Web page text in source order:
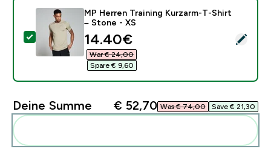
Dieses Produkt ausw�hlen - MP Herren Training
MP Herren Training Kurzarm-T-Shirt
– Stone - XS
discounted price
14.40€‎
War € 24,00‎
Spare € 9,60‎
Deine Summe € 52,70‎ Was € 74,00‎ Save € 21,30‎